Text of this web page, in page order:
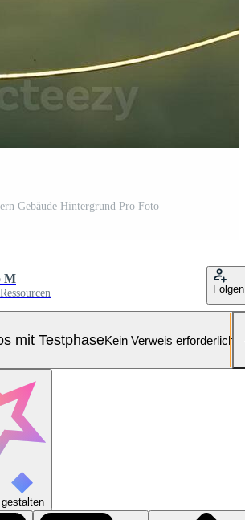
Gebäude Hintergrund Pro Foto
M
Folgen
mit TestphaseKein Verweis erforderlich